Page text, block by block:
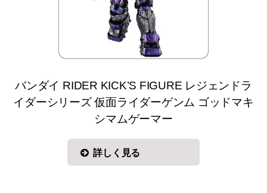
バンダイ RIDER KICK’S FIGURE レジェンドラ
イダーシリーズ 仮面ライダーゲンム ゴッドマキ
シマムゲーマー
詳しく見る